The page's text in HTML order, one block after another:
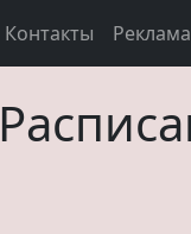
Контакты Реклама